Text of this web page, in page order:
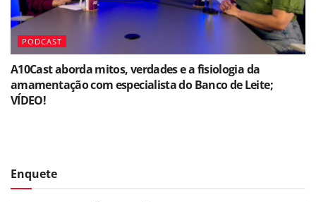
PODCAST
A10Cast aborda mitos, verdades e a fisiologia da
amamentação com especialista do Banco de Leite;
VÍDEO!
Enquete